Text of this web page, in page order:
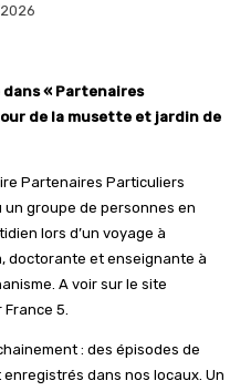
dans « Partenaires
de la musette et jardin de
Partenaires Particuliers
groupe de personnes en
lors d’un voyage à
doctorante et enseignante à
A voir sur le site
France 5.
: des épisodes de
dans nos locaux. Un